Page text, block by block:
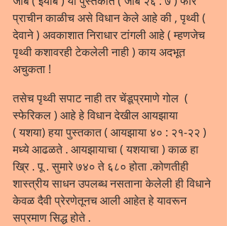
प्राचीन काळीच असे विधान केले आहे की , पृथ्वी (
देवाने ) अवकाशात निराधार टांगली आहे ( म्हणजेच
पृथ्वी कशावरही टेकलेली नाही ) काय अदभूत
अचुकता !
तसेच पृथ्वी सपाट नाही तर चेंडूप्रमाणे गोल  (
स्फेरिकल ) आहे हे विधान देखील आयझाया
( यशया) हया पुस्तकात ( आयझाया ४० : २१-२२ )
मध्ये आढळते . आयझायाचा ( यशयाचा ) काळ हा
ख्रि . पू . सुमारे ७४० ते ६८० होता .कोणतीही
शास्त्रीय साधन उपलब्ध नसताना केलेली ही विधाने
केवळ दैवी प्रेरणेतूनच आली आहेत हे यावरून
सप्रमाण सिद्ध होते .